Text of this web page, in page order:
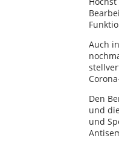
Auch
Den
und
und